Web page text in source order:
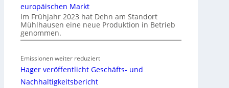
l
i
t
i
n
d
europäischen Markt
Im Frühjahr 2023 hat Dehn am Standort
Mühlhausen eine neue Produktion in Betrieb
genommen.
Emissionen weiter reduziert
Hager veröffentlicht Geschäfts- und
Nachhaltigkeitsbericht